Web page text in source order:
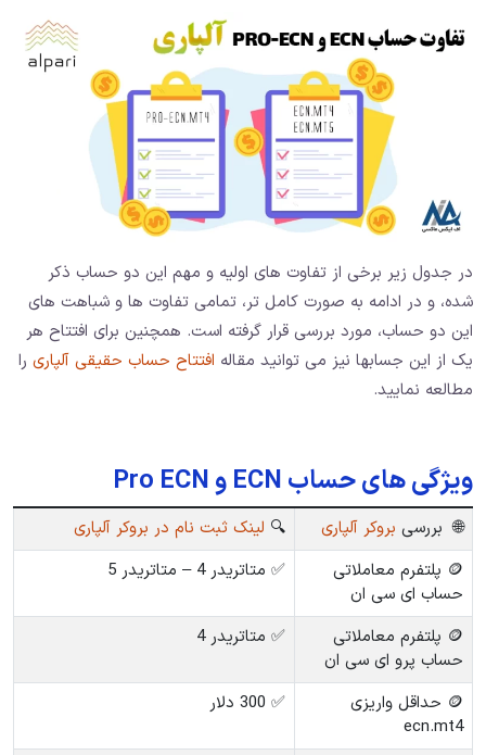
در جدول زیر برخی از تفاوت های اولیه و مهم این دو حساب ذکر
شده، و در ادامه به صورت کامل تر، تمامی تفاوت ها و شباهت های
این دو حساب، مورد بررسی قرار گرفته است. همچنین برای افتتاح هر
یک از این جسابها نیز می توانید مقاله افتتاح حساب حقیقی آلپاری را
مطالعه نمایید.
ویژگی های حساب ECN و Pro ECN
🌐 بررسی بروکر آلپاری 🔍 لینک ثبت نام در بروکر آلپاری
🪙 پلتفرم معاملاتی
حساب ای سی ان
✅ متاتریدر 4 – متاتریدر 5
🪙 پلتفرم معاملاتی
حساب پرو ای سی ان
✅ متاتریدر 4
🪙 حداقل واریزی
ecn.mt4
✅ 300 دلار